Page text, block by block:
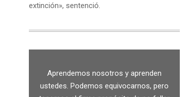
extinción», sentenció.
Aprendemos nosotros y aprenden
ustedes. Podemos equivocarnos, pero